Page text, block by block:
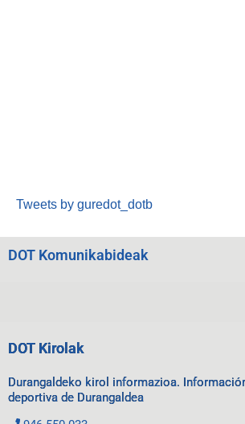
Tweets by guredot_dotb
DOT Komunikabideak
DOT Kirolak
Durangaldeko kirol informazioa.
deportiva de Durangaldea